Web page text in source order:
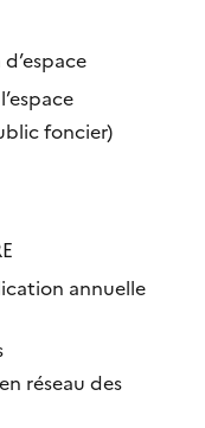
foncier)
annuelle
réseau des